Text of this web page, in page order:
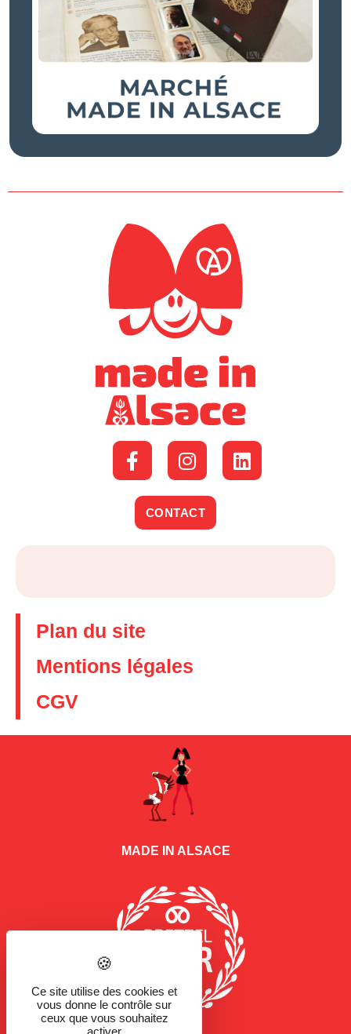
CONTACT
Plan du site
Mentions légales
CGV
MADE IN ALSACE
Ce site utilise des cookies et
vous donne le contrôle sur
ceux que vous souhaitez
activer